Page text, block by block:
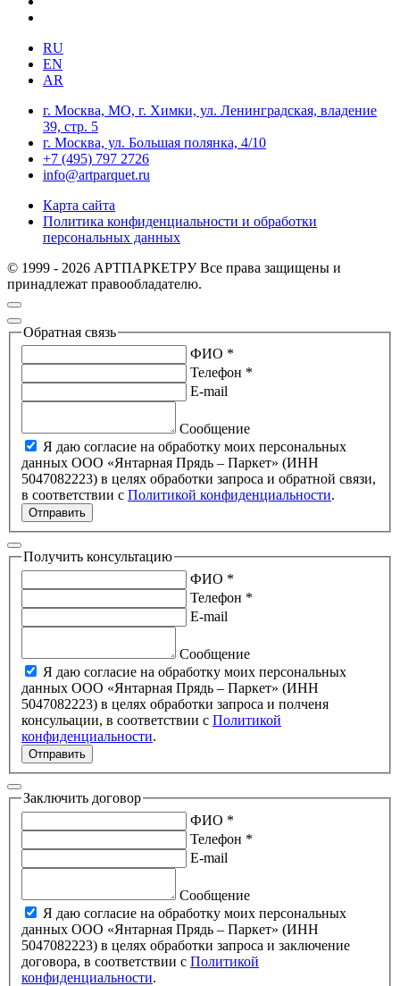
RU
EN
AR
г. Москва, МО, г. Химки, ул. Ленинградская, владение
39, стр. 5
г. Москва, ул. Большая полянка, 4/10
+7 (495) 797 2726
info@artparquet.ru
Карта сайта
Политика конфиденциальности и обработки
персональных данных
© 1999 - 2026 АРТПАРКЕТРУ Все права защищены и
принадлежат правообладателю.
Обратная связь
ФИО *
Телефон *
E-mail
Сообщение
Я даю согласие на обработку моих персональных
данных ООО «Янтарная Прядь – Паркет» (ИНН
5047082223) в целях обработки запроса и обратной связи,
в соответствии с Политикой конфиденциальности.
Отправить
Получить консультацию
ФИО *
Телефон *
E-mail
Сообщение
Я даю согласие на обработку моих персональных
данных ООО «Янтарная Прядь – Паркет» (ИНН
5047082223) в целях обработки запроса и полченя
консульации, в соответствии с Политикой
конфиденциальности.
Отправить
Заключить договор
ФИО *
Телефон *
E-mail
Сообщение
Я даю согласие на обработку моих персональных
данных ООО «Янтарная Прядь – Паркет» (ИНН
5047082223) в целях обработки запроса и заключение
договора, в соответствии с Политикой
конфиденциальности.